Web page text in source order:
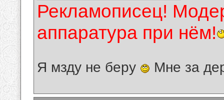
Рекламописец!
аппаратура при нём!
Я мзду не беру Мне за